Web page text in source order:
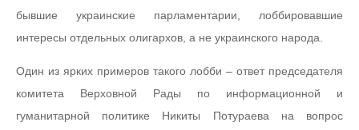
бывшие украинские парламентарии, лоббировавшие
интересы отдельных олигархов, а не украинского народа.
Один из ярких примеров такого лобби – ответ председателя
комитета Верховной Рады по информационной и
гуманитарной политике Никиты Потураева на вопрос